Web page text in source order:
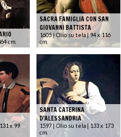
cm.
SACRA FAMIGLIA CON SAN
GIOVANNI BATTISTA
1605 | Olio su tela | 94 x 116
cm.
x 99
SANTA CATERINA
D'ALESSANDRIA
1597 | Olio su tela | 133 x 173
cm.